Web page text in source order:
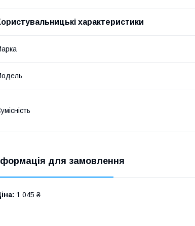
характеристики
для замовлення
1 045 ₴